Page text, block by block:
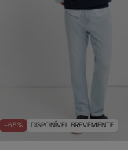
-65% DISPONÍVEL BREVEMENTE